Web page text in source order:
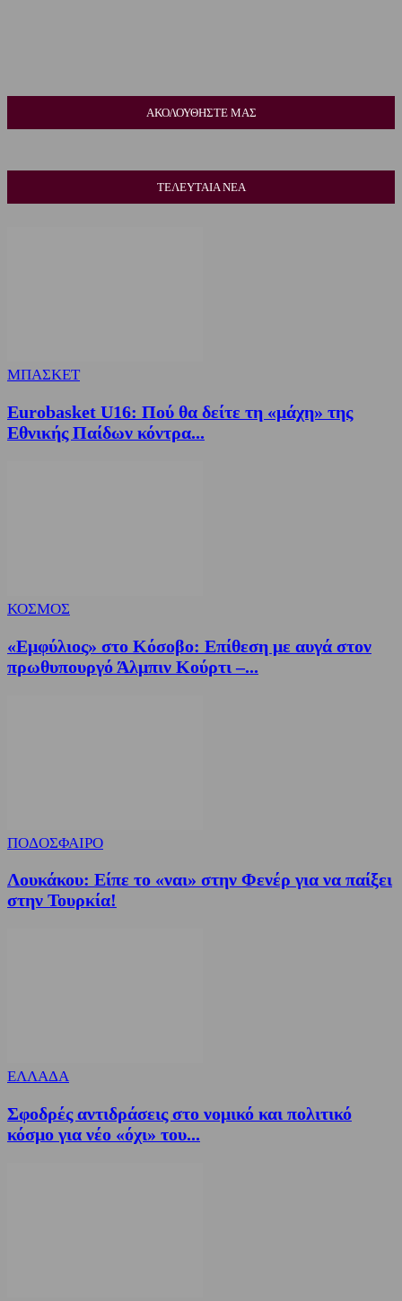
ΑΚΟΛΟΥΘΗΣΤΕ ΜΑΣ
ΤΕΛΕΥΤΑΙΑ ΝΕΑ
ΜΠΑΣΚΕΤ
Eurobasket U16: Πού θα δείτε τη «μάχη» της
Εθνικής Παίδων κόντρα...
ΚΟΣΜΟΣ
«Εμφύλιος» στο Κόσοβο: Επίθεση με αυγά στον
πρωθυπουργό Άλμπιν Κούρτι –...
ΠΟΔΟΣΦΑΙΡΟ
Λουκάκου: Είπε το «ναι» στην Φενέρ για να παίξει
στην Τουρκία!
ΕΛΛΑΔΑ
Σφοδρές αντιδράσεις στο νομικό και πολιτικό
κόσμο για νέο «όχι» του...